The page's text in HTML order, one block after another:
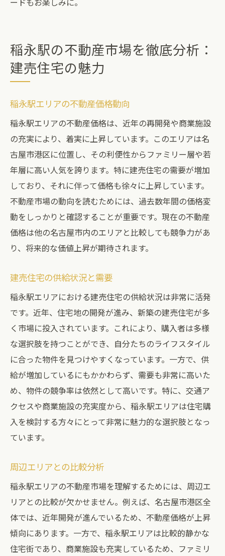
稲永駅の不動産市場を徹底分析：
建売住宅の魅力
稲永駅エリアの不動産価格動向
稲永駅エリアの不動産価格は、近年の再開発や商業施設
の充実により、着実に上昇しています。このエリアは名
古屋市港区に位置し、その利便性からファミリー層や若
年層に高い人気を誇ります。特に建売住宅の需要が増加
しており、それに伴って価格も徐々に上昇しています。
不動産市場の動向を読むためには、過去数年間の価格変
動をしっかりと確認することが重要です。現在の不動産
価格は他の名古屋市内のエリアと比較しても競争力があ
り、将来的な価値上昇が期待されます。
建売住宅の供給状況と需要
稲永駅エリアにおける建売住宅の供給状況は非常に活発
です。近年、住宅地の開発が進み、新築の建売住宅が多
く市場に投入されています。これにより、購入者は多様
な選択肢を持つことができ、自分たちのライフスタイル
に合った物件を見つけやすくなっています。一方で、供
給が増加しているにもかかわらず、需要も非常に高いた
め、物件の競争率は依然として高いです。特に、交通ア
クセスや商業施設の充実度から、稲永駅エリアは住宅購
入を検討する方々にとって非常に魅力的な選択肢となっ
ています。
周辺エリアとの比較分析
稲永駅エリアの不動産市場を理解するためには、周辺エ
リアとの比較が欠かせません。例えば、名古屋市港区全
体では、近年開発が進んでいるため、不動産価格が上昇
傾向にあります。一方で、稲永駅エリアは比較的静かな
住宅街であり、商業施設も充実しているため、ファミリ